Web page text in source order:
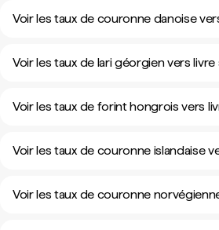
Voir les taux de couronne danoise
Voir les taux de lari géorgien vers
Voir les taux de forint hongrois vers
Voir les taux de couronne islandaise
Voir les taux de couronne